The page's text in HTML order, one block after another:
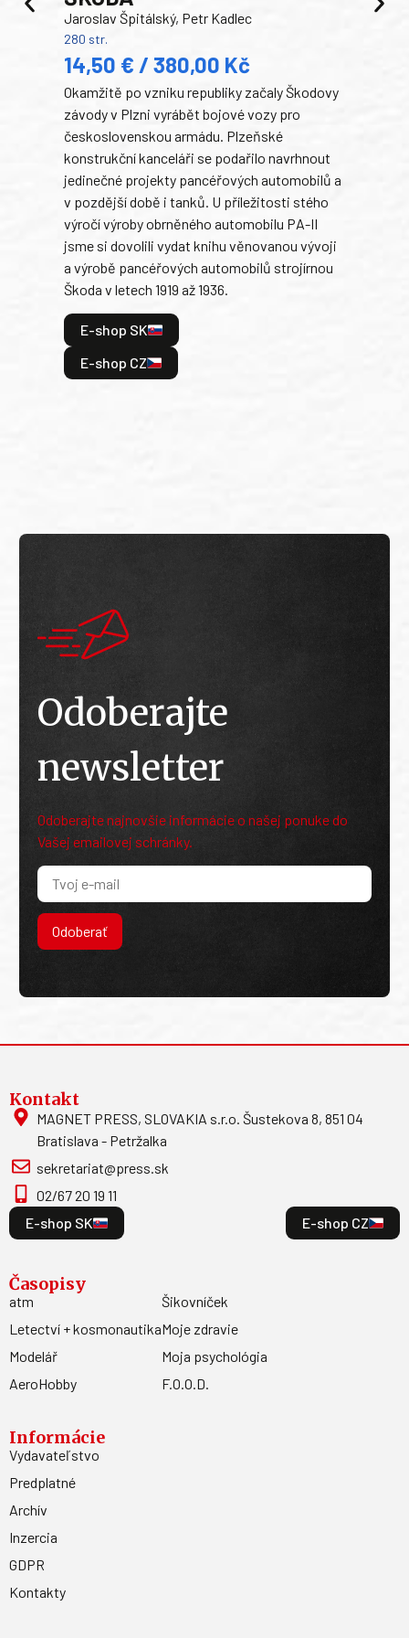
Jaroslav Špitálský, Petr Kadlec
280 str.
14,50 € / 380,00 Kč
Okamžitě po vzniku republiky začaly Škodovy
závody v Plzni vyrábět bojové vozy pro
československou armádu. Plzeňské
konstrukční kanceláři se podařilo navrhnout
jedinečné projekty pancéřových automobilů a
v pozdější době i tanků. U příležitosti stého
výročí výroby obrněného automobilu PA-II
jsme si dovolili vydat knihu věnovanou vývoji
a výrobě pancéřových automobilů strojírnou
Škoda v letech 1919 až 1936.
E-shop SK
E-shop CZ
Odoberajte
newsletter
Odoberajte najnovšie informácie o našej ponuke do
Vašej emailovej schránky.
Odoberať
Kontakt
MAGNET PRESS, SLOVAKIA s.r.o. Šustekova 8, 851 04
Bratislava - Petržalka
sekretariat@press.sk
02/67 20 19 11
E-shop SK
E-shop CZ
Časopisy
atm
Letectví + kosmonautika
Modelář
AeroHobby
Šikovníček
Moje zdravie
Moja psychológia
F.O.O.D.
Informácie
Vydavateľstvo
Predplatné
Archív
Inzercia
GDPR
Kontakty